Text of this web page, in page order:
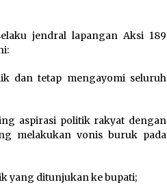
jendral lapangan Aksi 189
dan tetap mengayomi seluruh
aspirasi politik rakyat dengan
melakukan vonis buruk pada
yang ditunjukan ke bupati;